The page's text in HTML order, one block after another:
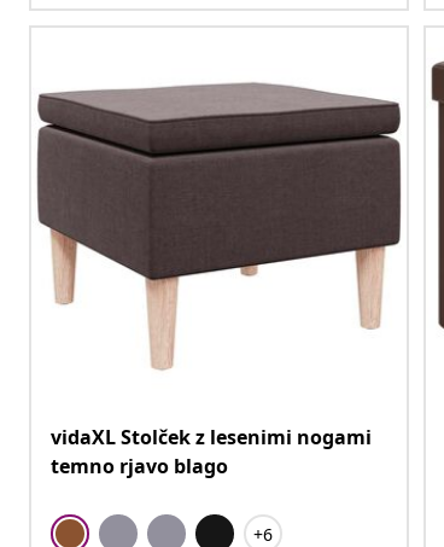
vidaXL Stolček z lesenimi nogami
temno rjavo blago
+6